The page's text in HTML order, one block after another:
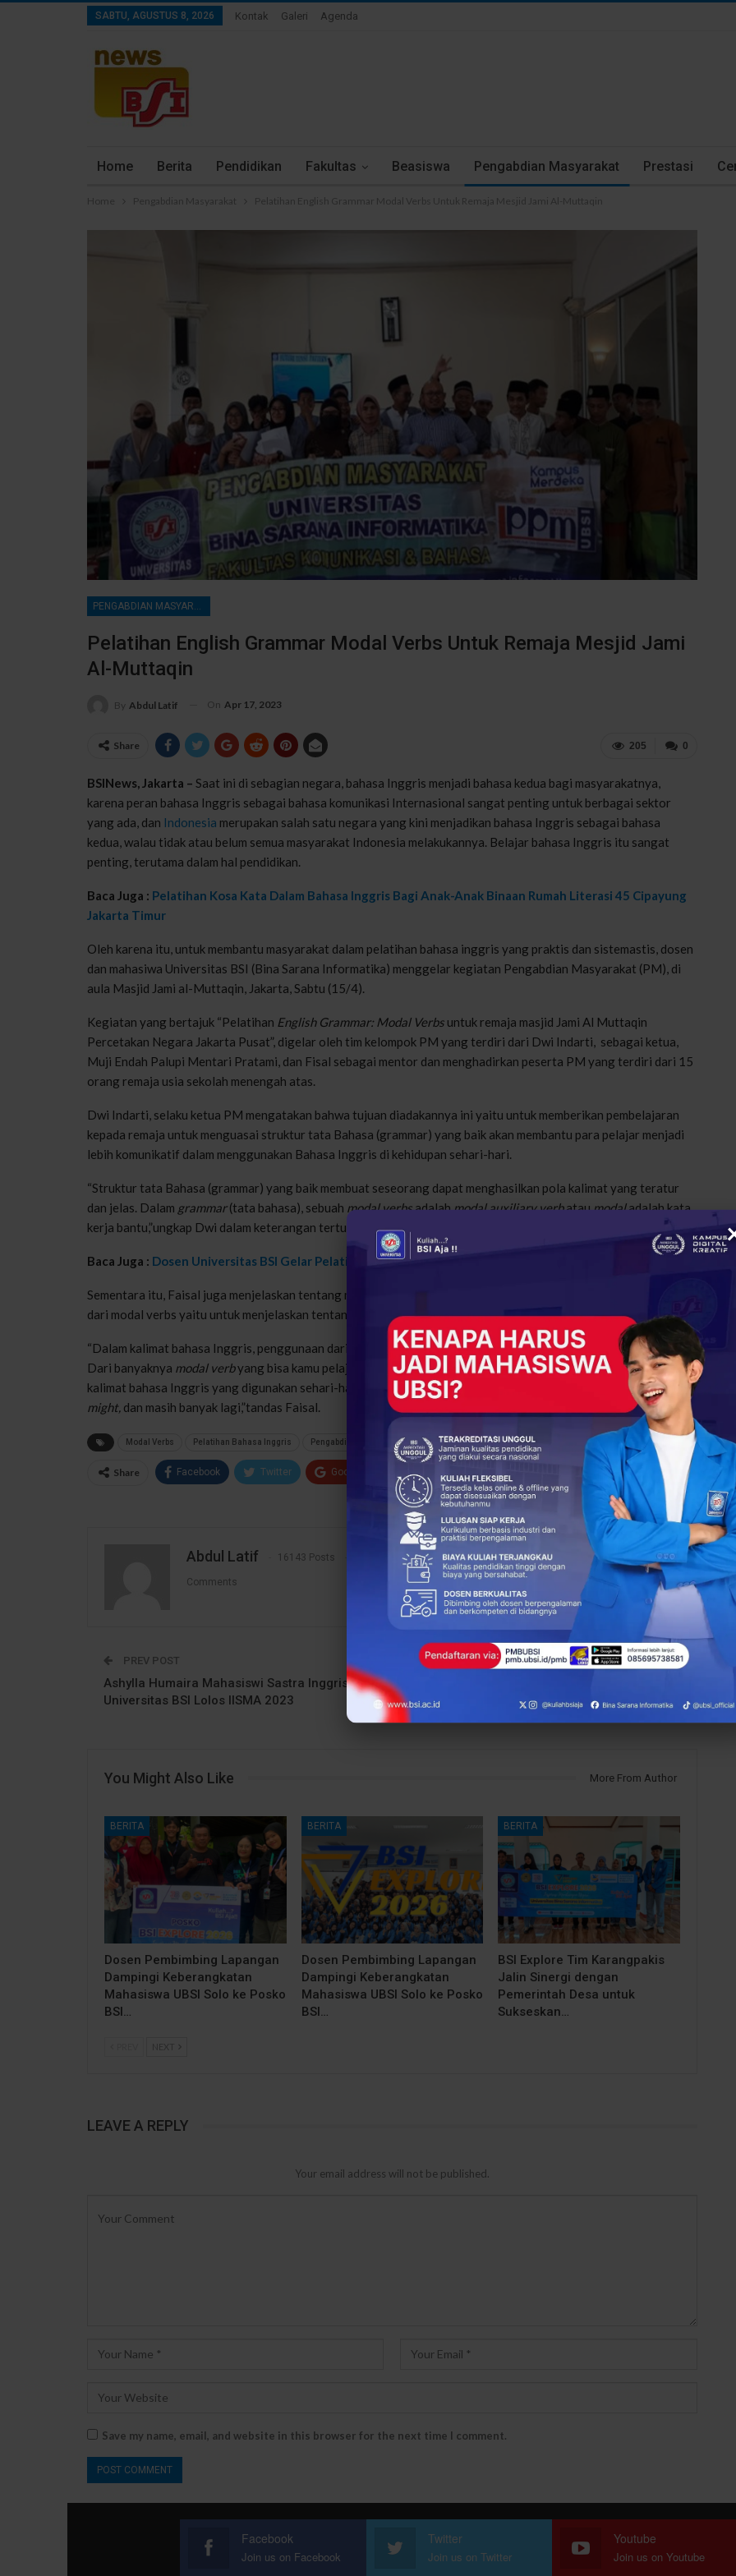
SABTU, AGUSTUS 8, 2026 Kontak Galeri Agenda
Home Berita Pendidikan Fakultas Beasiswa Pengabdian Masyarakat Prestasi
Home Pengabdian Masyarakat Pelatihan English Grammar Modal Verbs Untuk Remaja Mesjid Jami Al-Muttaqin
Pelatihan English Grammar Modal Verbs Untuk Remaja Mesjid Jami
Al-Muttaqin
By Abdul Latif On Apr 17, 2023
0
205
Share
BSINews, Jakarta – Saat ini di sebagian negara, bahasa Inggris menjadi bahasa kedua bagi masyarakatnya,
karena peran bahasa Inggris sebagai bahasa komunikasi Internasional sangat penting untuk berbagai sektor
yang ada, dan Indonesia merupakan salah satu negara yang kini menjadikan bahasa Inggris sebagai bahasa
kedua, walau tidak atau belum semua masyarakat Indonesia melakukannya. Belajar bahasa Inggris itu sangat
penting, terutama dalam hal pendidikan.
Baca Juga : Pelatihan Kosa Kata Dalam Bahasa Inggris Bagi Anak-Anak Binaan Rumah Literasi 45 Cipayung
Jakarta Timur
Oleh karena itu, untuk membantu masyarakat dalam pelatihan bahasa inggris yang praktis dan sistemastis, dosen
dan mahasiwa Universitas BSI (Bina Sarana Informatika) menggelar kegiatan Pengabdian Masyarakat (PM), di
aula Masjid Jami al-Muttaqin, Jakarta, Sabtu (15/4).
Kegiatan yang bertajuk “Pelatihan English Grammar: Modal Verbs untuk remaja masjid Jami Al Muttaqin
Percetakan Negara Jakarta Pusat”, digelar oleh tim kelompok PM yang terdiri dari Dwi Indarti, sebagai ketua,
Muji Endah Palupi Mentari Pratami, dan Fisal sebagai mentor dan menghadirkan peserta PM yang terdiri dari 15
orang remaja usia sekolah menengah atas.
Dwi Indarti, selaku ketua PM mengatakan bahwa tujuan diadakannya ini yaitu untuk memberikan pembelajaran
kepada remaja untuk menguasai struktur tata Bahasa (grammar) yang baik akan membantu para pelajar menjadi
lebih komunikatif dalam menggunakan Bahasa Inggris di kehidupan sehari-hari.
“Struktur tata Bahasa (grammar) yang baik membuat seseorang dapat menghasilkan pola kalimat yang teratur
dan jelas. Dalam grammar(tata bahasa), sebuah modal verbsadalahmodal auxiliary verbataumodaladalah kata
kerja bantu,”ungkap Dwi dalam keterangan tertulis, Senin (17/4).
Baca Juga : Dosen Universitas BSI Gelar Pelatihan Deskriptif Bahasa Inggris untuk Remaja Masjid
Sementara itu, Faisal juga menjelaskan tentang materi yang disampaikan perihal modal verbs, yang mana fungsi
dari modal verbs yaitu untuk menjelaskan tentang kebutuhan atau kemungkinan.
“Dalam kalimat bahasa Inggris, penggunaan dari selalu diikuti dengan kata kerja utama atauordinary verb
Dari banyaknya modal verbyang bisa kamu pelajari, ada beberapa modalyang paling banyak ditemui dalam
kalimat bahasa Inggris yang digunakan sehari-hari. Contohnya,must, shall, will, should, can, could, may,
might, dan masih banyak lagi,”tandas Faisal.
Modal Verbs Pelatihan Bahasa Inggris Pengabdian Masyarakat Remaja Mesjid Jami Al-Muttaqin
0
205
Share Facebook Twitter Google+
Abdul Latif 16143 Posts
Comments
PREV POST
Ashylla Humaira Mahasiswi Sastra Inggris
Universitas BSI Lolos IISMA 2023
NEXT POST
Adakan TOEP dan TKDA
You Might Also Like More From Author
BERITA
Dosen Pembimbing Lapangan
Dampingi Keberangkatan
Mahasiswa UBSI Solo ke Posko
BSI…
BERITA
Dosen Pembimbing Lapangan
Dampingi Keberangkatan
Mahasiswa UBSI Solo ke Posko
BSI…
BERITA
BSI Explore Tim Karangpakis
Jalin Sinergi dengan
Pemerintah Desa untuk
Sukseskan…
NEXT
LEAVE A REPLY
Your email address will not be published.
Save my name, email, and website in this browser for the next time I comment.
Facebook
Join us on Facebook
Twitter
Join us on Twitter
Youtube
Join us on Youtube